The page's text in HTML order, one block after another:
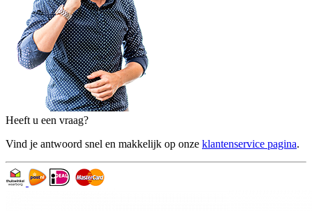
Heeft u een vraag?
Vind je antwoord snel en makkelijk op onze klantenservice pagina.